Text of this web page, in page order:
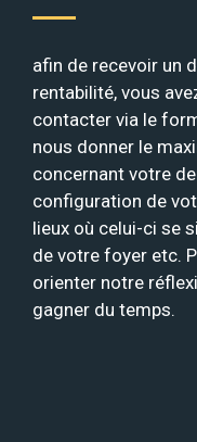
afin de recevoir un
rentabilité, vous
contacter via le
nous donner le
concernant votre
configuration de
lieux où celui-ci se
de votre foyer etc.
orienter notre
gagner du temps.